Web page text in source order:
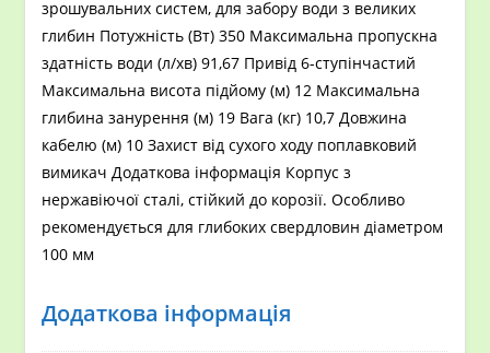
зрошувальних систем, для забору води з великих
глибин Потужність (Вт) 350 Максимальна пропускна
здатність води (л/хв) 91,67 Привід 6-ступінчастий
Максимальна висота підйому (м) 12 Максимальна
глибина занурення (м) 19 Вага (кг) 10,7 Довжина
кабелю (м) 10 Захист від сухого ходу поплавковий
вимикач Додаткова інформація Корпус з
нержавіючої сталі, стійкий до корозії. Особливо
рекомендується для глибоких свердловин діаметром
100 мм
Додаткова інформація